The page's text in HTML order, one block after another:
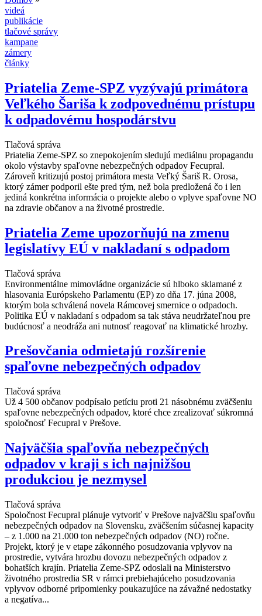
Nachádzate sa tu
videá
publikácie
tlačové správy
kampane
zámery
články
Priatelia Zeme-SPZ vyzývajú primátora
Veľkého Šariša k zodpovednému prístupu
k odpadovému hospodárstvu
Tlačová správa
Priatelia Zeme-SPZ so znepokojením sledujú mediálnu propagandu
okolo výstavby spaľovne nebezpečných odpadov Fecupral.
Zároveň kritizujú postoj primátora mesta Veľký Šariš R. Orosa,
ktorý zámer podporil ešte pred tým, než bola predložená čo i len
jediná konkrétna informácia o projekte alebo o vplyve spaľovne NO
na zdravie občanov a na životné prostredie.
Priatelia Zeme upozorňujú na zmenu
legislatívy EÚ v nakladaní s odpadom
Tlačová správa
Environmentálne mimovládne organizácie sú hlboko sklamané z
hlasovania Európskeho Parlamentu (EP) zo dňa 17. júna 2008,
ktorým bola schválená novela Rámcovej smernice o odpadoch.
Politika EÚ v nakladaní s odpadom sa tak stáva neudržateľnou pre
budúcnosť a neodráža ani nutnosť reagovať na klimatické hrozby.
Prešovčania odmietajú rozšírenie
spaľovne nebezpečných odpadov
Tlačová správa
Už 4 500 občanov podpísalo petíciu proti 21 násobnému zväčšeniu
spaľovne nebezpečných odpadov, ktoré chce zrealizovať súkromná
spoločnosť Fecupral v Prešove.
Najväčšia spaľovňa nebezpečných
odpadov v kraji s ich najnižšou
produkciou je nezmysel
Tlačová správa
Spoločnost Fecupral plánuje vytvoriť v Prešove najväčšiu spaľovňu
nebezpečných odpadov na Slovensku, zväčšením súčasnej kapacity
– z 1.000 na 21.000 ton nebezpečných odpadov (NO) ročne.
Projekt, ktorý je v etape zákonného posudzovania vplyvov na
prostredie, vytvára hrozbu dovozu nebezpečných odpadov z
bohatších krajín. Priatelia Zeme-SPZ odoslali na Ministerstvo
životného prostredia SR v rámci prebiehajúceho posudzovania
vplyvov odborné pripomienky poukazujúce na závažné nedostatky
a negatíva...